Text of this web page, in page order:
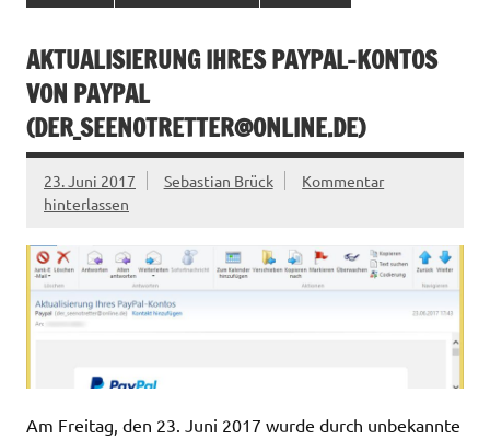
AKTUALISIERUNG IHRES PAYPAL-KONTOS
VON PAYPAL
(DER_SEENOTRETTER@ONLINE.DE)
23. Juni 2017 Sebastian Brück
Kommentar
hinterlassen
Am Freitag, den 23. Juni 2017 wurde durch unbekannte